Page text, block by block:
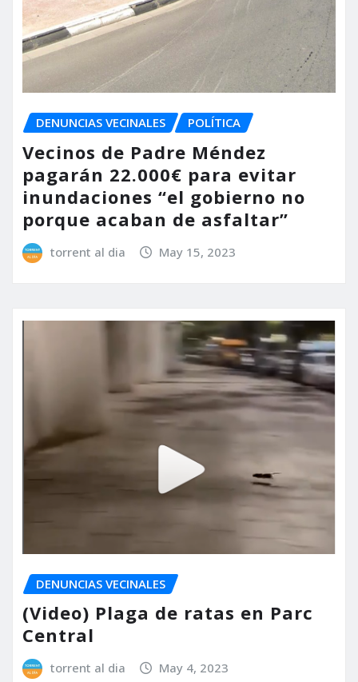
DENUNCIAS VECINALES POLÍTICA
Vecinos de Padre Méndez
pagarán 22.000€ para evitar
inundaciones “el gobierno no
porque acaban de asfaltar”
torrent al dia May 15, 2023
DENUNCIAS VECINALES
(Video) Plaga de ratas en Parc
Central
torrent al dia May 4, 2023